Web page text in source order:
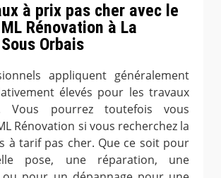
à prix pas cher avec le
Rénovation à La
Orbais
appliquent généralement
élevés pour les travaux
Vous pourrez toutefois vous
Rénovation si vous recherchez la
à tarif pas cher. Que ce soit pour
pose, une réparation, une